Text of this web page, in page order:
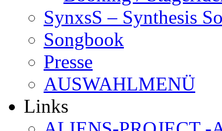
SynxsS – Synthesis
Songbook
Presse
AUSWAHLMENÜ
Links